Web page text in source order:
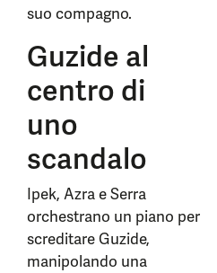
suo compagno.
Guzide al
centro di
uno
scandalo
Ipek, Azra e Serra
orchestrano un piano per
screditare Guzide,
manipolando una